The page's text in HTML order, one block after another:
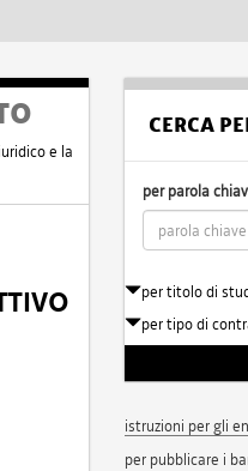
e la
CERCA
per parola
per titolo di
per tipo di
istruzioni per gli
per pubblicare i